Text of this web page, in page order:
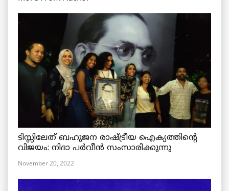
ടിസ്സിലേത് ബഹുജന രാഷ്ട്രീയ ഐക്യത്തിന്റെ
വിജയം: നിദാ പർവീൻ സംസാരിക്കുന്നു
November 20, 2022